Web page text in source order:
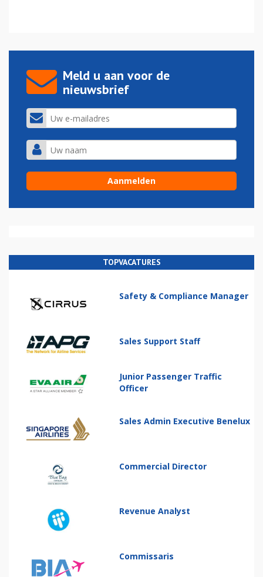
Meld u aan voor de
nieuwsbrief
TOPVACATURES
Safety & Compliance Manager
Sales Support Staff
Junior Passenger Traffic
Officer
Sales Admin Executive Benelux
Commercial Director
Revenue Analyst
Commissaris